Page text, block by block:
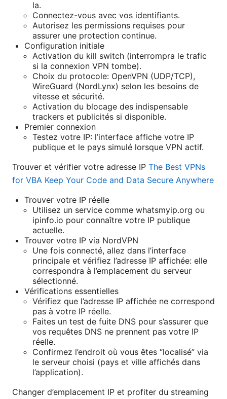
la.
Connectez-vous avec vos identifiants.
Autorisez les permissions requises pour
assurer une protection continue.
Configuration initiale
Activation du kill switch (interrompra le trafic
si la connexion VPN tombe).
Choix du protocole: OpenVPN (UDP/TCP),
WireGuard (NordLynx) selon les besoins de
vitesse et sécurité.
Activation du blocage des indispensable
trackers et publicités si disponible.
Premier connexion
Testez votre IP: l’interface affiche votre IP
publique et le pays simulé lorsque VPN actif.
Trouver et vérifier votre adresse IP The Best VPNs
for VBA Keep Your Code and Data Secure Anywhere
Trouver votre IP réelle
Utilisez un service comme whatsmyip.org ou
ipinfo.io pour connaître votre IP publique
actuelle.
Trouver votre IP via NordVPN
Une fois connecté, allez dans l’interface
principale et vérifiez l’adresse IP affichée: elle
correspondra à l’emplacement du serveur
sélectionné.
Vérifications essentielles
Vérifiez que l’adresse IP affichée ne correspond
pas à votre IP réelle.
Faites un test de fuite DNS pour s’assurer que
vos requêtes DNS ne prennent pas votre IP
réelle.
Confirmez l’endroit où vous êtes “localisé” via
le serveur choisi (pays et ville affichés dans
l’application).
Changer d’emplacement IP et profiter du streaming